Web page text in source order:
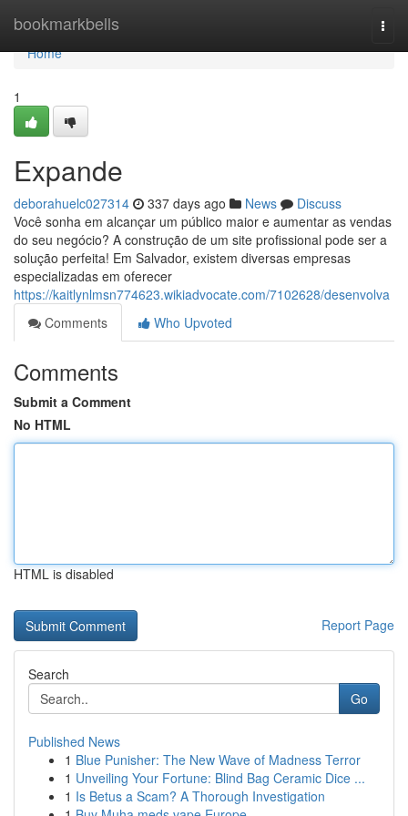
bookmarkbells
Home
Home
1
Expande
deborahuelc027314 337 days ago News
Discuss
Você sonha em alcançar um público maior e aumentar as vendas
do seu negócio? A construção de um site profissional pode ser a
solução perfeita! Em Salvador, existem diversas empresas
especializadas em oferecer
https://kaitlynlmsn774623.wikiadvocate.com/7102628/desenvolva
Comments
Who Upvoted
Comments
Submit a Comment
No HTML
HTML is disabled
Report Page
Search
Go
Published News
1 Blue Punisher: The New Wave of Madness Terror
1 Unveiling Your Fortune: Blind Bag Ceramic Dice ...
1 Is Betus a Scam? A Thorough Investigation